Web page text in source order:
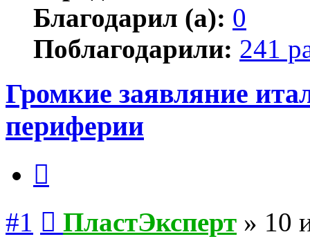
Благодарил (а): 0
Поблагодарили: 241
Громкие заявляние
периферии
#1 ПластЭксперт » 10